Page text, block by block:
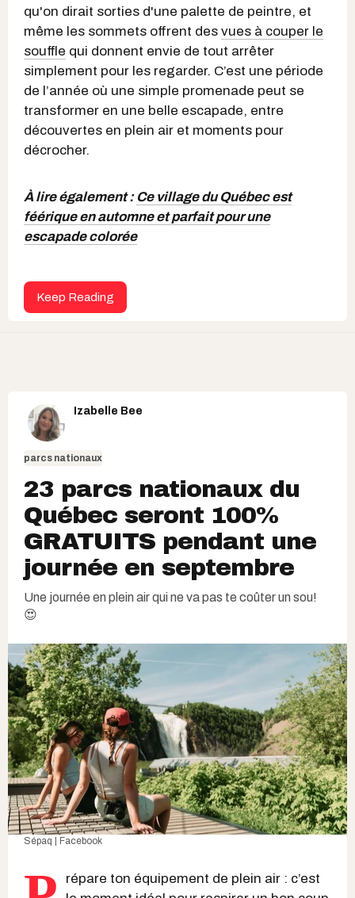
qu'on dirait sorties d'une palette de peintre, et
même les sommets offrent des vues à couper le
souffle qui donnent envie de tout arrêter
simplement pour les regarder. C’est une période
de l’année où une simple promenade peut se
transformer en une belle escapade, entre
découvertes en plein air et moments pour
décrocher.
À lire également : Ce village du Québec est
féérique en automne et parfait pour une
escapade colorée
Keep Reading
Izabelle Bee
parcs nationaux
23 parcs nationaux du
Québec seront 100%
GRATUITS pendant une
journée en septembre
Une journée en plein air qui ne va pas te coûter un sou!
😍
Sépaq | Facebook
répare ton équipement de plein air : c’est